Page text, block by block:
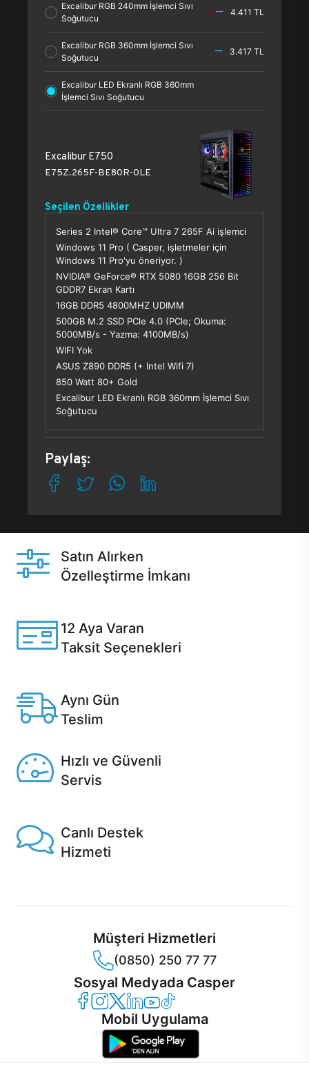
Excalibur RGB 240mm İşlemci Sıvı
Soğutucu
4.411 TL
Excalibur RGB 360mm İşlemci Sıvı
Soğutucu
3.417 TL
Excalibur LED Ekranlı RGB 360mm
İşlemci Sıvı Soğutucu
Excalibur E750
E75Z.265F-BE80R-0LE
Seçilen Özellikler
Series 2 Intel® Core™ Ultra 7 265F Ai işlemci
Windows 11 Pro ( Casper, işletmeler için
Windows 11 Pro'yu öneriyor. )
NVIDIA® GeForce® RTX 5080 16GB 256 Bit
GDDR7 Ekran Kartı
16GB DDR5 4800MHZ UDIMM
500GB M.2 SSD PCle 4.0 (PCle; Okuma:
5000MB/s - Yazma: 4100MB/s)
WIFI Yok
ASUS Z890 DDR5 (+ Intel Wifi 7)
850 Watt 80+ Gold
Excalibur LED Ekranlı RGB 360mm İşlemci Sıvı
Soğutucu
Paylaş:
Satın Alırken
Özelleştirme İmkanı
12 Aya Varan
Taksit Seçenekleri
Aynı Gün
Teslim
Hızlı ve Güvenli
Servis
Canlı Destek
Hizmeti
Müşteri Hizmetleri
(0850) 250 77 77
Sosyal Medyada Casper
Casper Facebook
Casper Instagram
Casper Twitter
Casper LinkedIn
Casper YouTube
Casper TikTok
Mobil Uygulama